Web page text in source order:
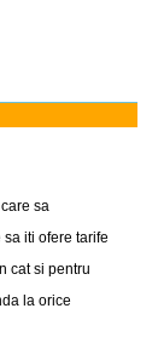
sa
iti ofere tarife
cat si pentru
la orice